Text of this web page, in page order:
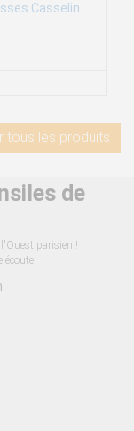
Casselin
tous les produits
de
parisien !